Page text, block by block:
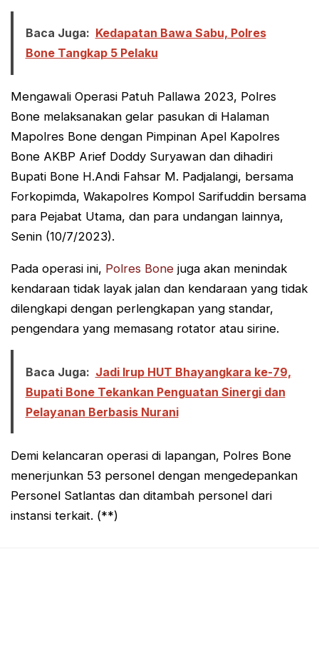
Baca Juga: Kedapatan Bawa Sabu, Polres
Bone Tangkap 5 Pelaku
Mengawali Operasi Patuh Pallawa 2023, Polres
Bone melaksanakan gelar pasukan di Halaman
Mapolres Bone dengan Pimpinan Apel Kapolres
Bone AKBP Arief Doddy Suryawan dan dihadiri
Bupati Bone H.Andi Fahsar M. Padjalangi, bersama
Forkopimda, Wakapolres Kompol Sarifuddin bersama
para Pejabat Utama, dan para undangan lainnya,
Senin (10/7/2023).
Pada operasi ini, Polres Bone juga akan menindak
kendaraan tidak layak jalan dan kendaraan yang tidak
dilengkapi dengan perlengkapan yang standar,
pengendara yang memasang rotator atau sirine.
Baca Juga: Jadi Irup HUT Bhayangkara ke-79,
Bupati Bone Tekankan Penguatan Sinergi dan
Pelayanan Berbasis Nurani
Demi kelancaran operasi di lapangan, Polres Bone
menerjunkan 53 personel dengan mengedepankan
Personel Satlantas dan ditambah personel dari
instansi terkait. (**)